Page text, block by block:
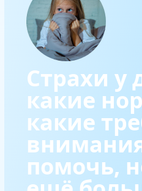
Страхи у
какие
какие
помочь,